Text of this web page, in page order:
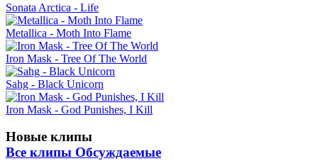
Sonata Arctica - Life
Metallica - Moth Into Flame
Iron Mask - Tree Of The World
Sahg - Black Unicorn
Iron Mask - God Punishes, I Kill
Новые клипы
Все клипы Обсуждаемые